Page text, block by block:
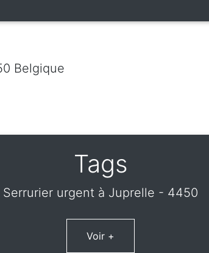
Belgique
Tags
Serrurier urgent à Juprelle - 4450
Voir +